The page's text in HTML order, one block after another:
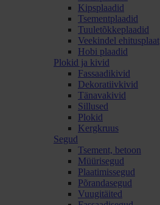
Kipsplaadid
Tsementplaadid
Tuuletõkkeplaadid
Veekindel ehitusplaat
Hobi plaadid
Plokid ja kivid
Fassaadikivid
Dekoratiivkivid
Tänavakivid
Sillused
Plokid
Kergkruus
Segud
Tsement, betoon
Müürisegud
Plaatimissegud
Põrandasegud
Vuugitäited